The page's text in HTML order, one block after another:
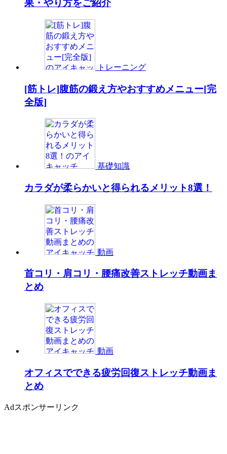
果・やり方をご紹介
トレーニング
[筋トレ]腹筋の鍛え方やおすすめメニュー[完
全版]
基礎知識
カラダが柔らかいと得られるメリット8選！
動画
首コリ・肩コリ・腰痛改善ストレッチ動画ま
とめ
動画
オフィスでできる疲労回復ストレッチ動画ま
とめ
Adスポンサーリンク